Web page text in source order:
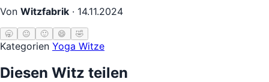
Von Witzfabrik · 14.11.2024
🥱 😐 🙂 😄 🤣
Kategorien Yoga Witze
Diesen Witz teilen